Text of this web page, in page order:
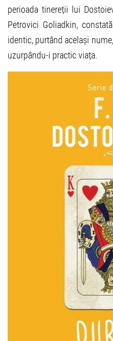
perioada tinereții lui
Petrovici Goliadkin,
identic, purtând același
uzurpându-i practic viața.